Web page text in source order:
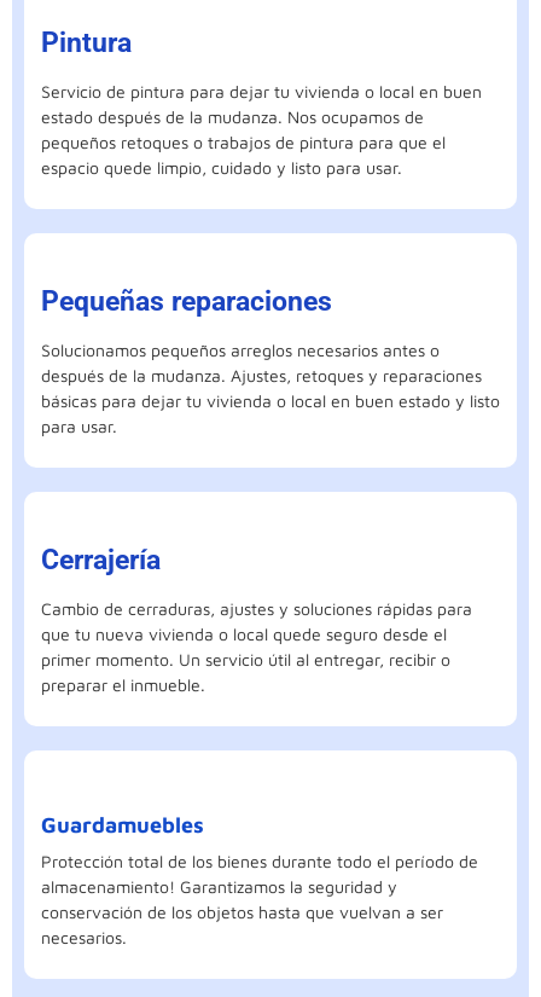
Pintura
Servicio de pintura para dejar tu vivienda o local en buen
estado después de la mudanza. Nos ocupamos de
pequeños retoques o trabajos de pintura para que el
espacio quede limpio, cuidado y listo para usar.
Pequeñas reparaciones
Solucionamos pequeños arreglos necesarios antes o
después de la mudanza. Ajustes, retoques y reparaciones
básicas para dejar tu vivienda o local en buen estado y listo
para usar.
Cerrajería
Cambio de cerraduras, ajustes y soluciones rápidas para
que tu nueva vivienda o local quede seguro desde el
primer momento. Un servicio útil al entregar, recibir o
preparar el inmueble.
Guardamuebles
Protección total de los bienes durante todo el período de
almacenamiento! Garantizamos la seguridad y
conservación de los objetos hasta que vuelvan a ser
necesarios.